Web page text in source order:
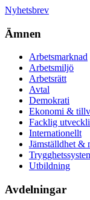
Nyhetsbrev
Ämnen
Arbetsmarknad
Arbetsmiljö
Arbetsrätt
Avtal
Demokrati
Ekonomi &
Facklig
Internationellt
Jämställdhet &
Utbildning
Avdelningar